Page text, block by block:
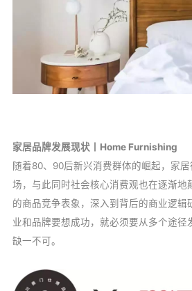
家居品牌发展现状丨Home Furnishing
随着80、90后新兴消费群体的崛起，家
场，与此同时社会核心消费观也在逐渐地
的商品竞争表象，深入到背后的商业逻辑
业和品牌要想成功，就必须要从多个途径
缺一不可。